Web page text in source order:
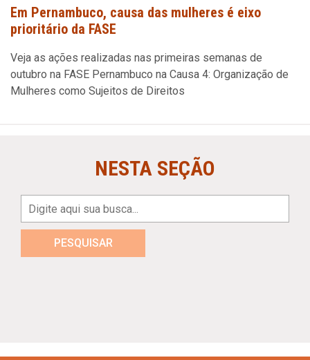
Em Pernambuco, causa das mulheres é eixo
prioritário da FASE
Veja as ações realizadas nas primeiras semanas de
outubro na FASE Pernambuco na Causa 4: Organização de
Mulheres como Sujeitos de Direitos
NESTA SEÇÃO
PESQUISAR